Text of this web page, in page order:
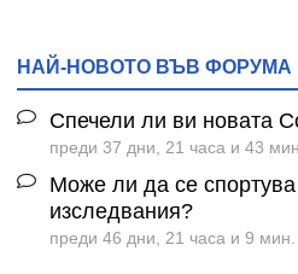
НАЙ-НОВОТО ВЪВ ФОРУМА
Спечели ли ви новата
преди 37 дни, 21 часа и 43 мин.
Може ли да се
изследвания?
преди 46 дни, 21 часа и 9 мин.